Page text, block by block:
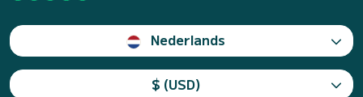
Nederlands
$ (USD)